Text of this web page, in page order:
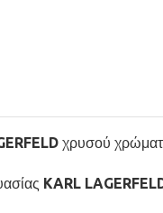
χρυσού
KARL